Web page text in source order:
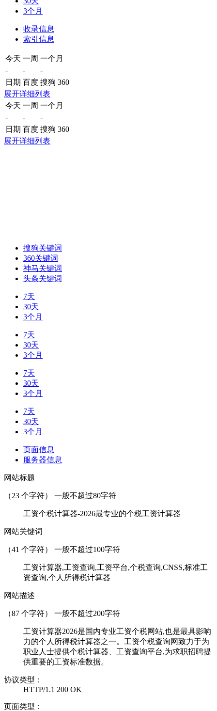
3个月
收录信息
索引信息
今天 一周 一个月
-
-
-
日期 百度 搜狗 360
展开详细列表
今天 一周 一个月
-
-
-
日期 百度 搜狗 360
展开详细列表
搜狗关键词
360关键词
神马关键词
头条关键词
7天
30天
3个月
7天
30天
3个月
7天
30天
3个月
7天
30天
3个月
页面信息
服务器信息
网站标题
（23 个字符） 一般不超过80字符
工资个税计算器-2026最专业的个税工资计算器
网站关键词
（41 个字符） 一般不超过100字符
工资计算器,工资查询,工资平台,个税查询,CNSS,标准工
资查询,个人所得税计算器
网站描述
（87 个字符） 一般不超过200字符
工资计算器2026是国内专业工资个税网站,也是最具影响
力的个人所得税计算器之一。工资个税查询网致力于为
职业人士提供个税计算器、工资查询平台,为求职招聘提
供重要的工资标准数据。
协议类型：
HTTP/1.1 200 OK
页面类型：